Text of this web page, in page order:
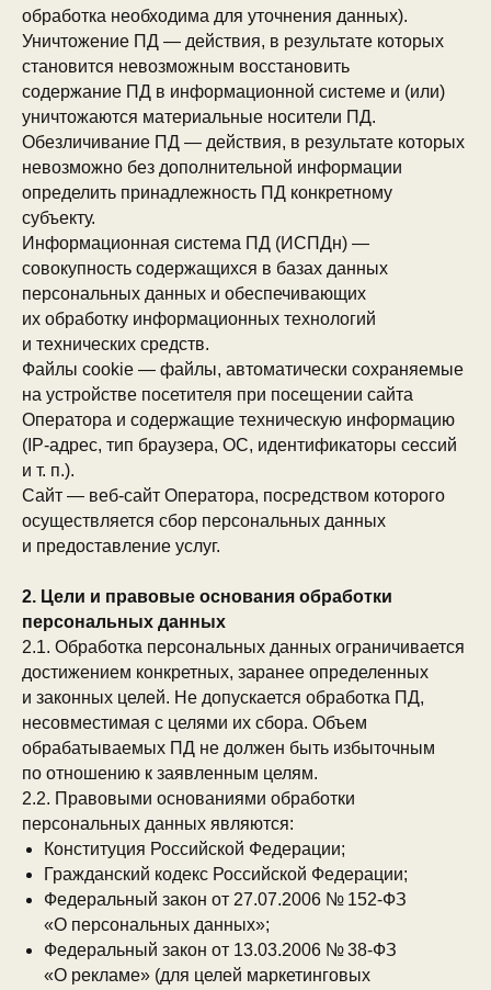
обработка необходима для уточнения данных).
Уничтожение ПД — действия, в результате которых
становится невозможным восстановить
содержание ПД в информационной системе и (или)
уничтожаются материальные носители ПД.
Обезличивание ПД — действия, в результате которых
невозможно без дополнительной информации
определить принадлежность ПД конкретному
субъекту.
Информационная система ПД (ИСПДн) —
совокупность содержащихся в базах данных
персональных данных и обеспечивающих
их обработку информационных технологий
и технических средств.
Файлы cookie — файлы, автоматически сохраняемые
на устройстве посетителя при посещении сайта
Оператора и содержащие техническую информацию
(IP-адрес, тип браузера, ОС, идентификаторы сессий
и т. п.).
Сайт — веб-сайт Оператора, посредством которого
осуществляется сбор персональных данных
и предоставление услуг.
2. Цели и правовые основания обработки
персональных данных
2.1. Обработка персональных данных ограничивается
достижением конкретных, заранее определенных
и законных целей. Не допускается обработка ПД,
несовместимая с целями их сбора. Объем
обрабатываемых ПД не должен быть избыточным
по отношению к заявленным целям.
2.2. Правовыми основаниями обработки
персональных данных являются:
Конституция Российской Федерации;
Гражданский кодекс Российской Федерации;
Федеральный закон от 27.07.2006 № 152-ФЗ
«О персональных данных»;
Федеральный закон от 13.03.2006 № 38-ФЗ
«О рекламе» (для целей маркетинговых